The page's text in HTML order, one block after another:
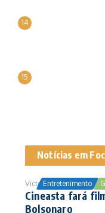
14
15
Notícias em
Entretenimento
Victor Samuel 24/
Cineasta fará
Bolsonaro